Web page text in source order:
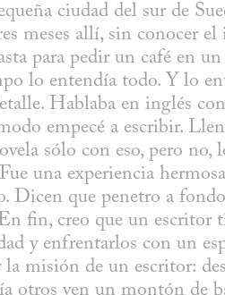
ciudad del sur de
meses allí, sin conocer
para pedir un café en
lo entendía todo. Y lo
Hablaba en inglés
empecé a escribir.
sólo con eso, pero
una experiencia
Dicen que penetro a
fin, creo que un escritor
y enfrentarlos con un
la misión de un escritor:
otros ven un montón de